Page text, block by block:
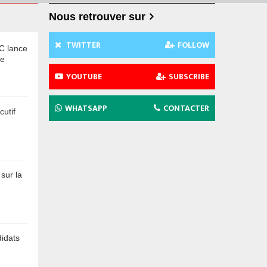
lance
la
Nous retrouver sur
TWITTER FOLLOW
YOUTUBE SUBSCRIBE
WHATSAPP CONTACTER